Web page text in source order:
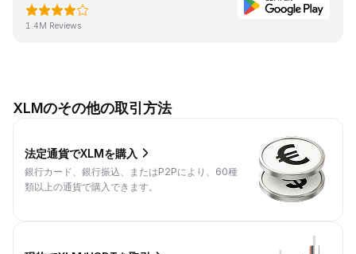
1.4M Reviews
XLMのその他の取引方法
法定通貨でXLMを購入
銀行カード、銀行振込、またはP2Pにより、60種
類以上の通貨で購入できます。